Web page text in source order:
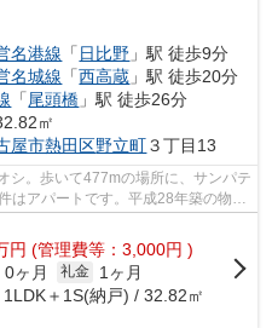
名港線 「 日比野 」駅 徒歩9分
名城線 「西高蔵 」駅 徒歩20分
「尾頭橋 」駅 徒歩26分
㎡
屋市熱田区野立町３丁目13
シ。歩いて477mの場所に、サンパテ
はアパートです。平成28年築の物件
...
円 (管理費等：3,000円 )
0ヶ月 礼金
1ヶ月
1LDK＋1S(納戸) / 32.82㎡